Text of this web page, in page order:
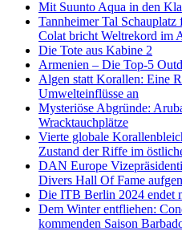
Mit Suunto Aqua in den
Tannheimer Tal
Colat bricht Weltrekord im
Die Tote aus Kabine 2
Armenien – Die Top-5
Algen statt Korallen: Eine
Umwelteinflüsse an
Mysteriöse Abgründe:
Wracktauchplätze
Vierte globale
Zustand der Riffe im
DAN Europe
Divers Hall Of Fame
Die ITB Berlin 2024 endet
Dem Winter entfliehen:
kommenden Saison